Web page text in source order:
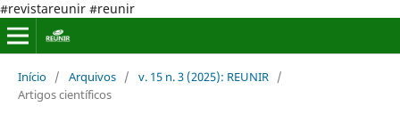
#revistareunir #reunir
Início / Arquivos / v. 15 n. 3 (2025): REUNIR /
Artigos científicos